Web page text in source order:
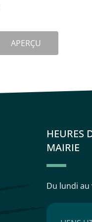
APERÇU
HEURES
MAIRIE
Du lundi